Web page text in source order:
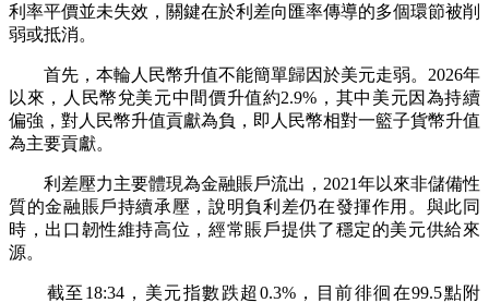
利率平價並未失效，關鍵在於利差向匯率傳導的多個環節被削
弱或抵消。
首先，本輪人民幣升值不能簡單歸因於美元走弱。2026年
以來，人民幣兌美元中間價升值約2.9%，其中美元因為持續
偏強，對人民幣升值貢獻為負，即人民幣相對一籃子貨幣升值
為主要貢獻。
利差壓力主要體現為金融賬戶流出，2021年以來非儲備性
質的金融賬戶持續承壓，說明負利差仍在發揮作用。與此同
時，出口韌性維持高位，經常賬戶提供了穩定的美元供給來
源。
截至18:34，美元指數跌超0.3%，目前徘徊在99.5點附